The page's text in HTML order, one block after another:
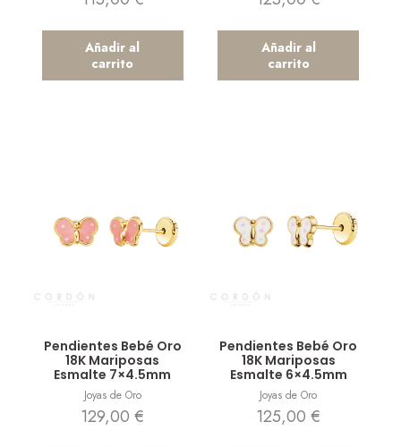
Añadir al
carrito
Añadir al
carrito
Pendientes Bebé Oro
18K Mariposas
Esmalte 7×4.5mm
Joyas de Oro
129,00€
Pendientes Bebé Oro
18K Mariposas
Esmalte 6×4.5mm
Joyas de Oro
125,00€